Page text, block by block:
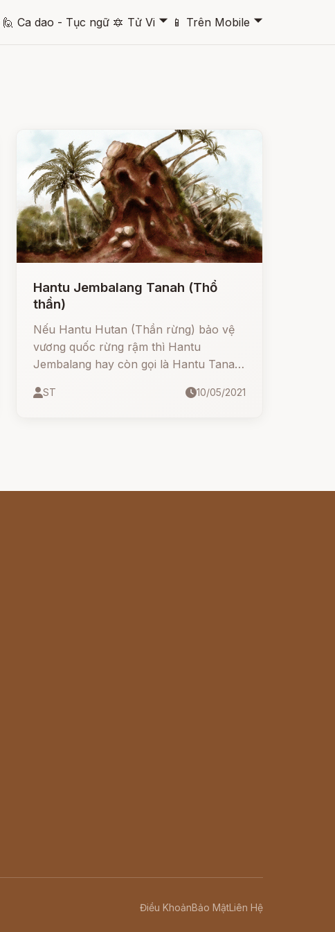
🙋 Ca dao - Tục ngữ 🔯 Tử Vi 🞃 📱 Trên Mobile 🞃
Hantu Jembalang Tanah (Thổ
thần)
Nếu Hantu Hutan (Thần rừng) bảo vệ
vương quốc rừng rậm thì Hantu
Jembalang hay còn gọi là Hantu Tanah
những con quỷ đất, có thể hành động
ST 10/05/2021
Điều KhoảnBảo MậtLiên Hệ